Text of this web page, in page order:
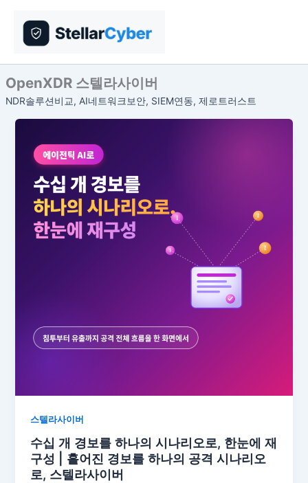
너
뛰
OpenXDR 스텔라사이버
NDR솔루션비교, AI네트워크보안, SIEM연동, 제로트러스트
스텔라사이버
수십 개 경보를 하나의 시나리오로, 한눈에 재
구성 | 흩어진 경보를 하나의 공격 시나리오
로, 스텔라사이버